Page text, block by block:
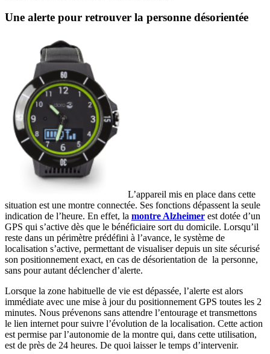
Une alerte pour retrouver la personne désorientée
L’appareil mis en place dans cette
situation est une montre connectée. Ses fonctions dépassent la seule
indication de l’heure. En effet, la montre Alzheimer est dotée d’un
GPS qui s’active dès que le bénéficiaire sort du domicile. Lorsqu’il
reste dans un périmètre prédéfini à l’avance, le système de
localisation s’active, permettant de visualiser depuis un site sécurisé
son positionnement exact, en cas de désorientation de la personne,
sans pour autant déclencher d’alerte.
Lorsque la zone habituelle de vie est dépassée, l’alerte est alors
immédiate avec une mise à jour du positionnement GPS toutes les 2
minutes. Nous prévenons sans attendre l’entourage et transmettons
le lien internet pour suivre l’évolution de la localisation. Cette action
est permise par l’autonomie de la montre qui, dans cette utilisation,
est de près de 24 heures. De quoi laisser le temps d’intervenir.